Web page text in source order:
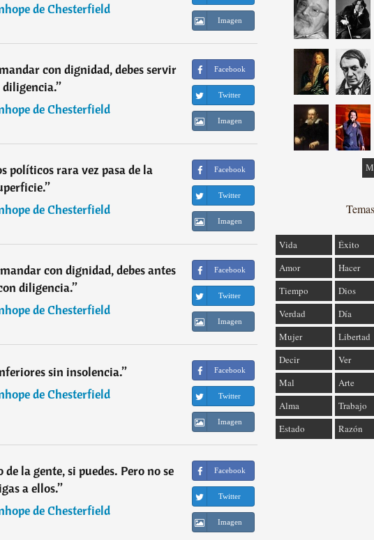
de Chesterfield
Imagen
con dignidad, debes servir
diligencia.”
de Chesterfield
Facebook
Twitter
Imagen
políticos rara vez pasa de la
”
de Chesterfield
Facebook
Twitter
Imagen
con dignidad, debes antes
diligencia.”
de Chesterfield
Facebook
Twitter
Imagen
sin insolencia.”
de Chesterfield
Facebook
Twitter
Imagen
la gente, si puedes. Pero no se
a ellos.”
de Chesterfield
Facebook
Twitter
Imagen
Vida Éxito
Amor
Hacer
Tiempo
Dios
Verdad
Día
Mujer
Libertad
Decir
Ver
Mal
Arte
Alma
Trabajo
Estado
Razón